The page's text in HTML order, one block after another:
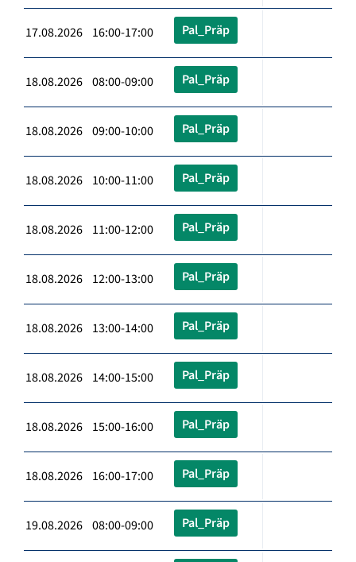
17.08.2026 16:00-17:00 Pal_Präp
18.08.2026 08:00-09:00 Pal_Präp
18.08.2026 09:00-10:00 Pal_Präp
18.08.2026 10:00-11:00 Pal_Präp
18.08.2026 11:00-12:00 Pal_Präp
18.08.2026 12:00-13:00 Pal_Präp
18.08.2026 13:00-14:00 Pal_Präp
18.08.2026 14:00-15:00 Pal_Präp
18.08.2026 15:00-16:00 Pal_Präp
18.08.2026 16:00-17:00 Pal_Präp
19.08.2026 08:00-09:00 Pal_Präp